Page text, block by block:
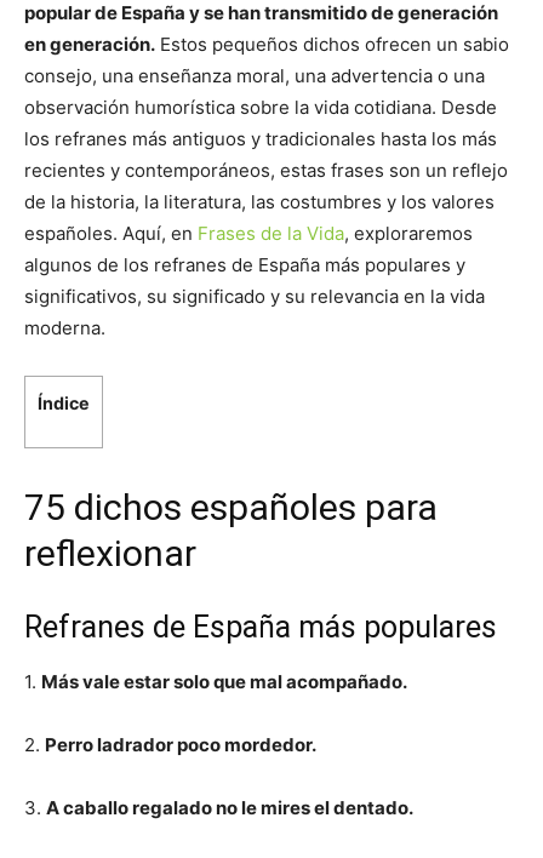
popular de España y se han transmitido de generación
en generación. Estos pequeños dichos ofrecen un sabio
consejo, una enseñanza moral, una advertencia o una
observación humorística sobre la vida cotidiana. Desde
los refranes más antiguos y tradicionales hasta los más
recientes y contemporáneos, estas frases son un reflejo
de la historia, la literatura, las costumbres y los valores
españoles. Aquí, en Frases de la Vida, exploraremos
algunos de los refranes de España más populares y
significativos, su significado y su relevancia en la vida
moderna.
Índice
75 dichos españoles para
reflexionar
Refranes de España más populares
1. Más vale estar solo que mal acompañado.
2. Perro ladrador poco mordedor.
3. A caballo regalado no le mires el dentado.